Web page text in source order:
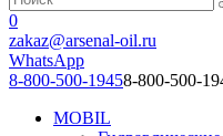
0
zakaz@arsenal-oil.ru
WhatsApp
8-800-500-19458-800-500-
MOBIL